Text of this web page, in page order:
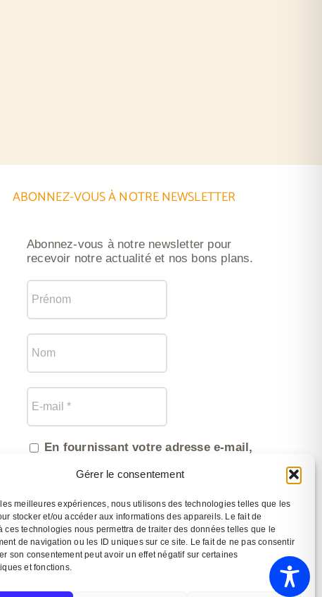
Gérer le consentement
meilleures expériences, nous utilisons des technologies telles que les
stocker et/ou accéder aux informations des appareils. Le fait de
ces technologies nous permettra de traiter des données telles que le
de navigation ou les ID uniques sur ce site. Le fait de ne pas consentir
son consentement peut avoir un effet négatif sur certaines
et fonctions.
ABONNEZ-VOUS À NOTRE NEWSLETTER
Abonnez-vous à notre newsletter pour
recevoir notre actualité et nos bons plans.
En fournissant votre adresse e-mail,
et vous reconnaissez avoir pris
confidentialité (traitement et utilisation
des données).